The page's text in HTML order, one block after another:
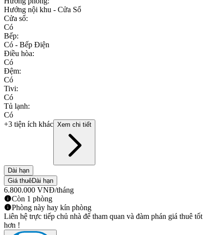
Hướng nội khu - Cửa Sổ
Cửa sổ:
Có
Bếp:
Có - Bếp Điện
Điều hòa:
Có
Đệm:
Có
Tivi:
Có
Tủ lạnh:
Có
+3 tiện ích khác Xem chi tiết
Dài hạn
Giá thuêDài hạn
6.800.000 VNĐ/tháng
Còn 1 phòng
Phòng này hay kín phòng
Liên hệ trực tiếp chủ nhà để tham quan và đàm phán giá thuê tốt
hơn !